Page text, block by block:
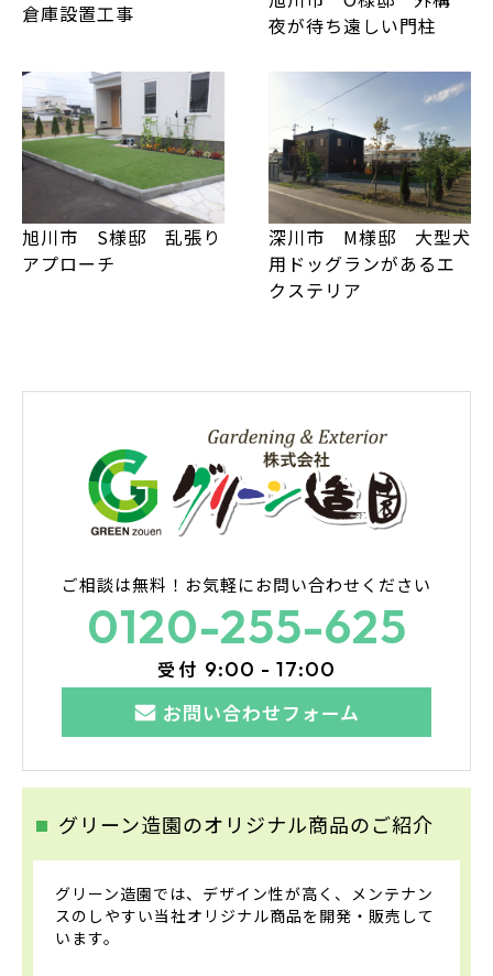
倉庫設置工事
夜が待ち遠しい門柱
旭川市 S様邸 乱張り
アプローチ
深川市 M様邸 大型犬
用ドッグランがあるエ
クステリア
ご相談は無料！ お気軽にお問い合わせください
0120-255-625
受付 9:00 - 17:00
お問い合わせフォーム
グリーン造園のオリジナル商品のご紹介
グリーン造園では、デザイン性が高く、メンテナン
スのしやすい当社オリジナル商品を開発・販売して
います。